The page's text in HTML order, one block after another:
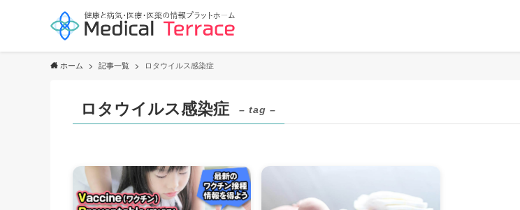
ホーム 記事一覧 ロタウイルス感染症
ロタウイルス感染症 – tag –